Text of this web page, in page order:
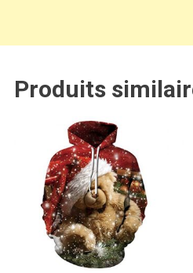
Produits